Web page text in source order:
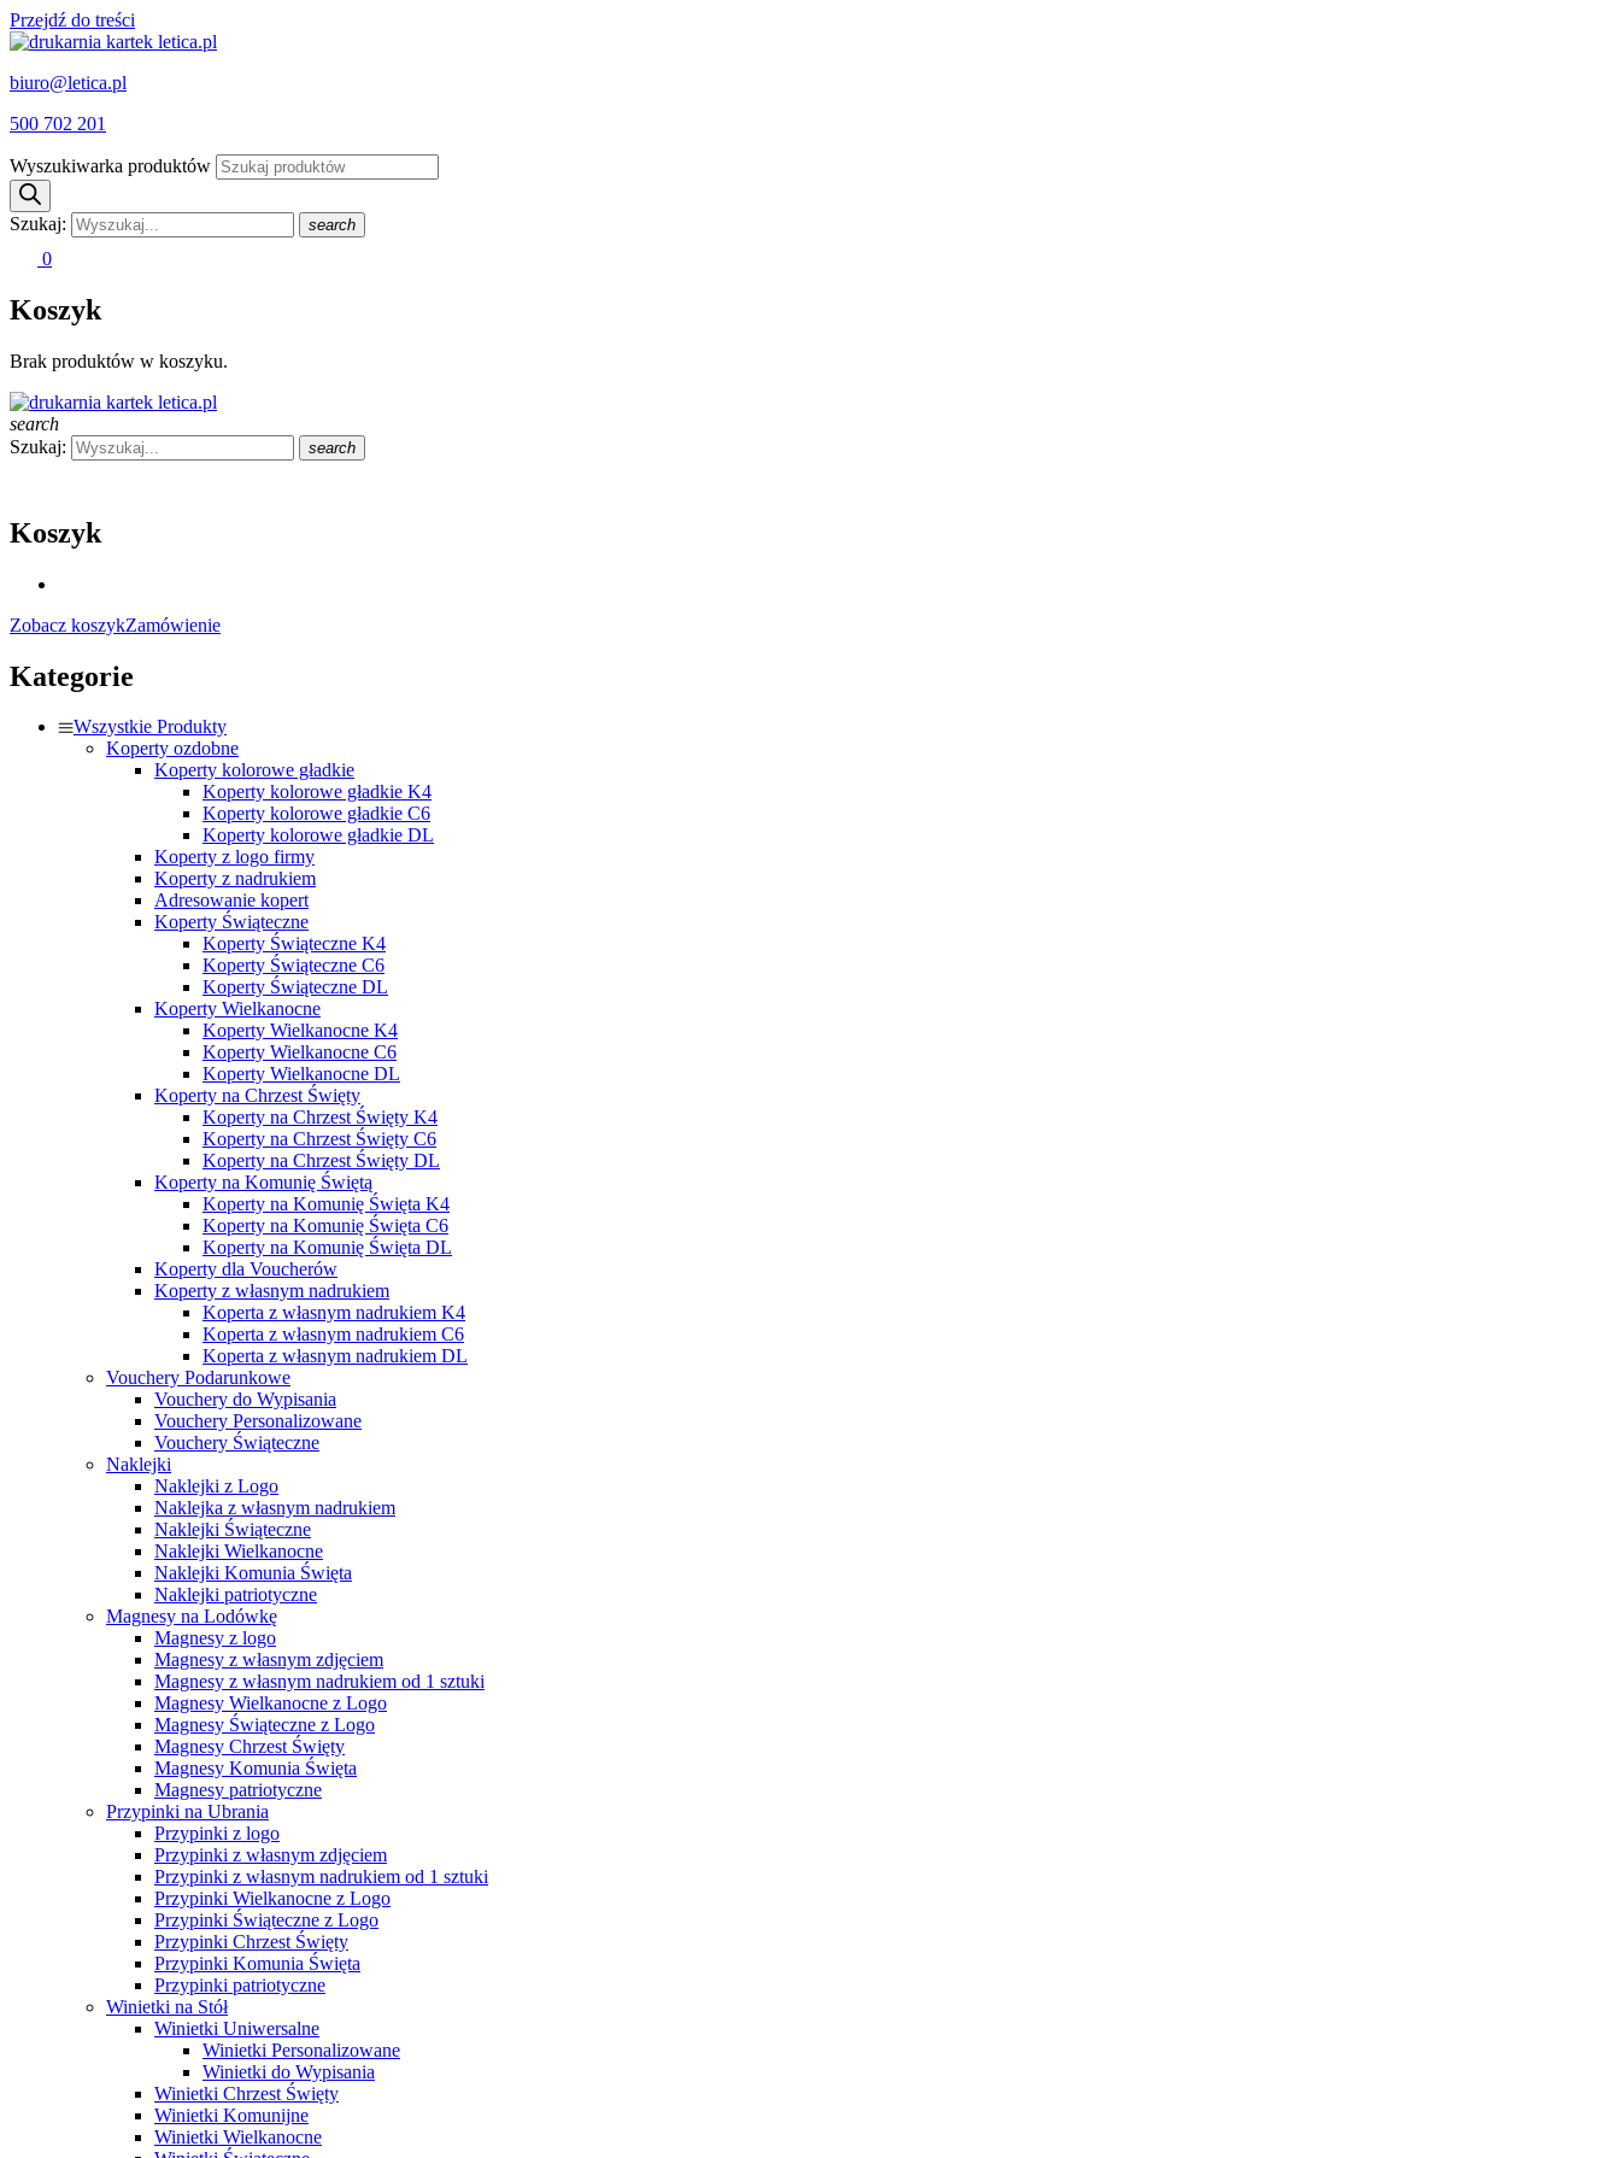
Przejdź do treści
biuro@letica.pl
500 702 201
Wyszukiwarka produktów
Szukaj: search
0
Koszyk
Brak produktów w koszyku.
search
Szukaj:
search
Koszyk
Zobacz koszykZamówienie
Kategorie
Wszystkie Produkty
Koperty ozdobne
Koperty kolorowe gładkie
Koperty kolorowe gładkie K4
Koperty kolorowe gładkie C6
Koperty kolorowe gładkie DL
Koperty z logo firmy
Koperty z nadrukiem
Adresowanie kopert
Koperty Świąteczne
Koperty Świąteczne K4
Koperty Świąteczne C6
Koperty Świąteczne DL
Koperty Wielkanocne
Koperty Wielkanocne K4
Koperty Wielkanocne C6
Koperty Wielkanocne DL
Koperty na Chrzest Święty
Koperty na Chrzest Święty K4
Koperty na Chrzest Święty C6
Koperty na Chrzest Święty DL
Koperty na Komunię Świętą
Koperty na Komunię Święta K4
Koperty na Komunię Święta C6
Koperty na Komunię Święta DL
Koperty dla Voucherów
Koperty z własnym nadrukiem
Koperta z własnym nadrukiem K4
Koperta z własnym nadrukiem C6
Koperta z własnym nadrukiem DL
Vouchery Podarunkowe
Vouchery do Wypisania
Vouchery Personalizowane
Vouchery Świąteczne
Naklejki
Naklejki z Logo
Naklejka z własnym nadrukiem
Naklejki Świąteczne
Naklejki Wielkanocne
Naklejki Komunia Święta
Naklejki patriotyczne
Magnesy na Lodówkę
Magnesy z logo
Magnesy z własnym zdjęciem
Magnesy z własnym nadrukiem od 1 sztuki
Magnesy Wielkanocne z Logo
Magnesy Świąteczne z Logo
Magnesy Chrzest Święty
Magnesy Komunia Święta
Magnesy patriotyczne
Przypinki na Ubrania
Przypinki z logo
Przypinki z własnym zdjęciem
Przypinki z własnym nadrukiem od 1 sztuki
Przypinki Wielkanocne z Logo
Przypinki Świąteczne z Logo
Przypinki Chrzest Święty
Przypinki Komunia Święta
Przypinki patriotyczne
Winietki na Stół
Winietki Uniwersalne
Winietki Personalizowane
Winietki do Wypisania
Winietki Chrzest Święty
Winietki Komunijne
Winietki Wielkanocne